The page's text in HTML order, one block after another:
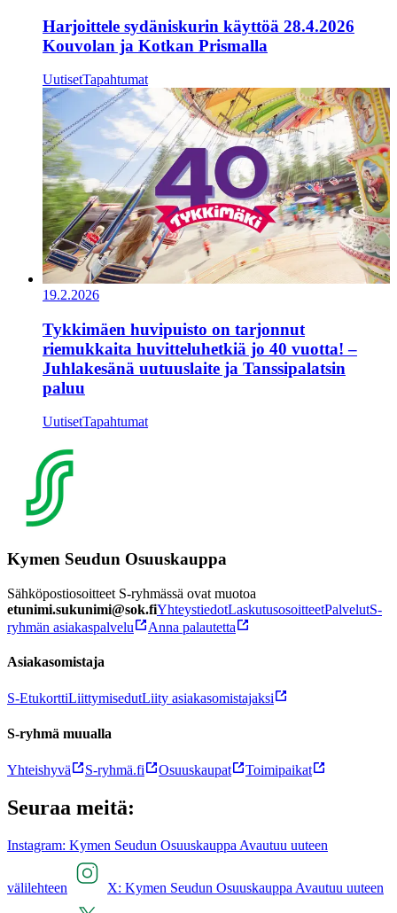
Harjoittele sydäniskurin käyttöä 28.4.2026
Kouvolan ja Kotkan Prismalla
UutisetTapahtumat
19.2.2026
Tykkimäen huvipuisto on tarjonnut
riemukkaita huvitteluhetkiä jo 40 vuotta! –
Juhlakesänä uutuuslaite ja Tanssipalatsin
paluu
UutisetTapahtumat
Kymen Seudun Osuuskauppa
Sähköpostiosoitteet S-ryhmässä ovat muotoa
etunimi.sukunimi@sok.fiYhteystiedotLaskutusosoitteetPalvelutS-
ryhmän asiakaspalvelu
Anna palautetta
Asiakasomistaja
S-EtukorttiLiittymisedutLiity asiakasomistajaksi
S-ryhmä muualla
Yhteishyvä S-ryhmä.fi Osuuskaupat Toimipaikat
Seuraa meitä:
Instagram: Kymen Seudun Osuuskauppa Avautuu uuteen
välilehteen X: Kymen Seudun Osuuskauppa Avautuu uuteen